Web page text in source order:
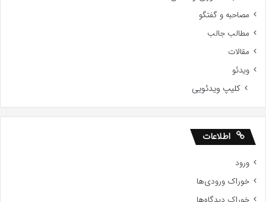
مصاحبه و گفتگو
مطالب جالب
مقالات
ویدئو
کلیپ ویدئویی
اطلاعات
ورود
خوراک ورودی‌ها